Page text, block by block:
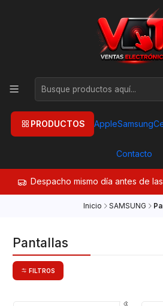
PRODUCTOS AppleSamsung
Contacto
Despacho mismo día antes de las
Inicio SAMSUNG
Pantallas
FILTROS